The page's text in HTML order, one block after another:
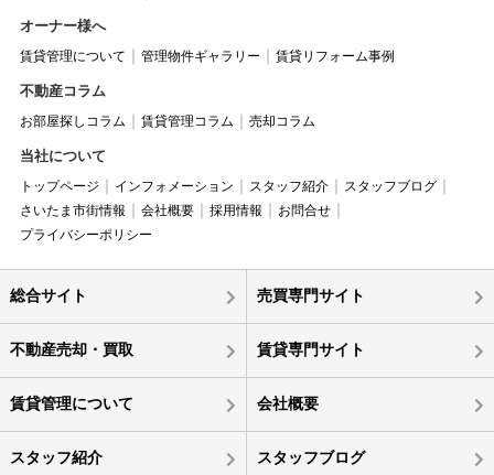
オーナー様へ
賃貸管理について 管理物件ギャラリー 賃貸リフォーム事例
不動産コラム
お部屋探しコラム 賃貸管理コラム 売却コラム
当社について
トップページ インフォメーション スタッフ紹介
スタッフブログ
さいたま市街情報
会社概要 採用情報
お問合せ
プライバシーポリシー
総合サイト 売買専門サイト
不動産売却・買取 賃貸専門サイト
賃貸管理について 会社概要
スタッフ紹介 スタッフブログ